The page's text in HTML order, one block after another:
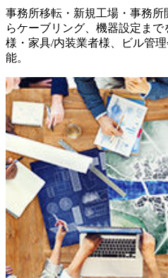
事務所移転・新規工場・事務
らケーブリング、機器設定ま
様・家具/内装業者様、ビル管
能。